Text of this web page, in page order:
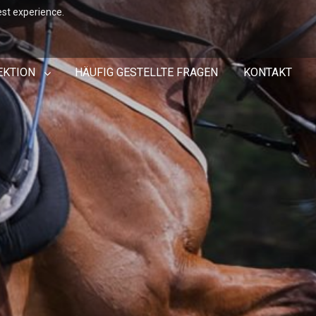
HÄUFIG GESTELLTE FRAGEN KONTAKT
experience.